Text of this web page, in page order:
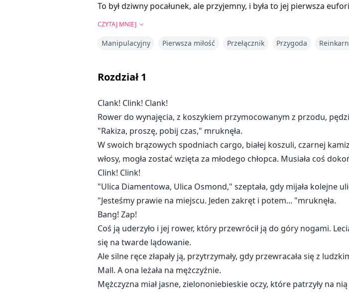
To był dziwny pocałunek, ale przyjemny, i była to jej pierwsza
użyć całej swojej siły, by ukraść dziewczynę, którą oznaczył jako
CZYTAJ MNIEJ
Manipulacyjny Pierwsza miłość Przełącznik Przygoda
Rozdział1
Clank! Clink! Clank!
Rower do wynajęcia, z koszykiem przymocowanym z przodu,
"Rakiza, proszę, pobij czas," mruknęła.
W swoich brązowych spodniach cargo, białej koszuli, czarnej
włosy, mogła zostać wzięta za młodego chłopca. Musiała coś
Clink! Clink!
"Ulica Diamentowa, Ulica Osmond," szeptała, gdy mijała kolejne
"Jesteśmy prawie na miejscu. Jeden zakręt i potem... "mruknęła.
Bang! Zap!
Coś ją uderzyło i jej rower, który przewrócił ją do góry nogami.
się na twarde lądowanie.
Ale silne ręce złapały ją, przytrzymały, gdy przewracała się z
Mall. A ona leżała na mężczyźnie.
Mężczyzna miał jasne, zielononiebieskie oczy, które patrzyły na